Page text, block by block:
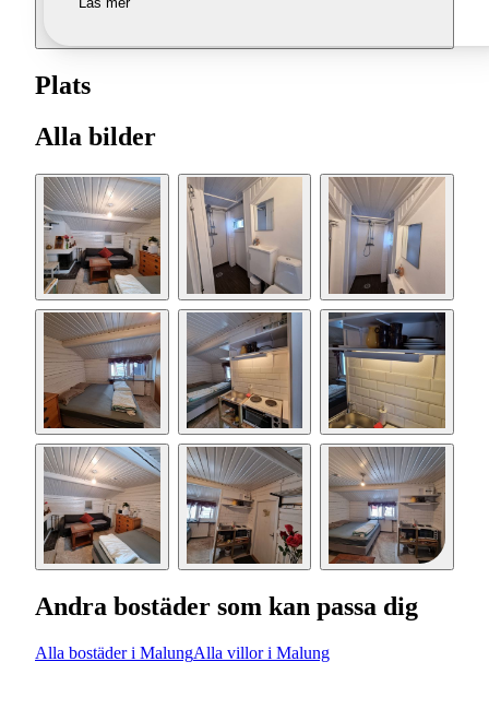
Plats
Alla bilder
Andra bostäder som kan passa dig
Alla bostäder i MalungAlla villor i Malung